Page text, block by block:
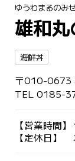
ゆうわまるのみ
雄和
海鮮丼
〒010-0673
TEL 0185-
【営業時間】
【定休日】